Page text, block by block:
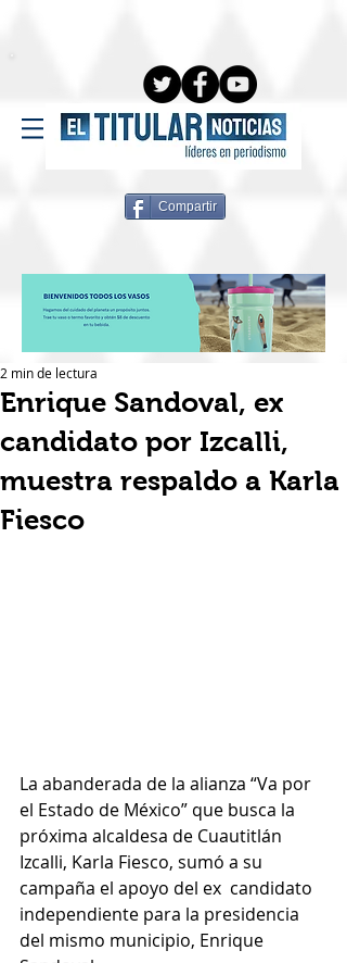
Compartir
Enrique Sandoval, ex
candidato por Izcalli,
muestra respaldo a Karla
Fiesco
2 min de lectura
La abanderada de la alianza “Va por
el Estado de México” que busca la
próxima alcaldesa de Cuautitlán
Izcalli, Karla Fiesco, sumó a su
campaña el apoyo del ex  candidato
independiente para la presidencia
del mismo municipio, Enrique